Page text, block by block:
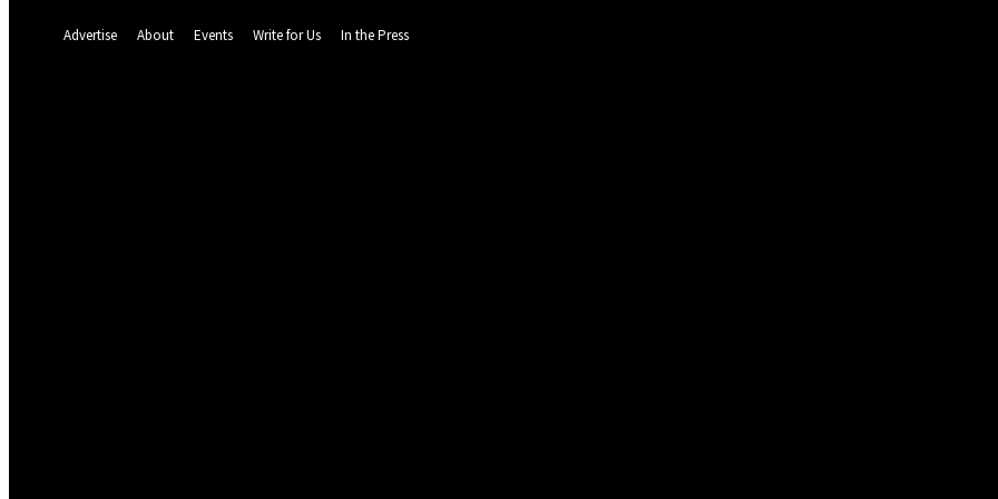
Advertise
About Events Write for Us In the Press